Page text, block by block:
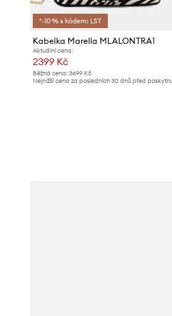
*-10 % s kódem: LST
Kabelka Marella MLALONTRA1
Aktuální cena:
2399 Kč
Běžná cena: 3699 Kč
Nejnižší cena za posledních 30 dnů před